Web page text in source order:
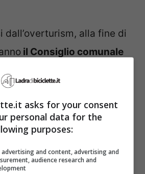
dall’overturism, alla fine di
il Consiglio comunale
l’ingresso nel
nei prossimi mesi.Invece,
Sardegna hanno imposto
con l’obbligo di pagare
asks for your consent
personal data for the
purposes:
advertising and content, advertising and
audience research and